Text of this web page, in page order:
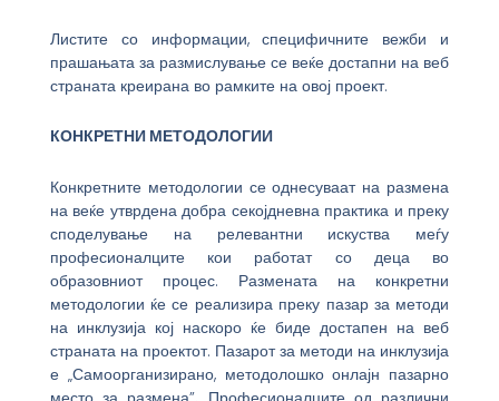
Листите со информации, специфичните вежби и
прашањата за размислување се веќе достапни на веб
страната креирана во рамките на овој проект.
КОНКРЕТНИ МЕТОДОЛОГИИ
Конкретните методологии се однесуваат на размена
на веќе утврдена добра секојдневна практика и преку
споделување на релевантни искуства меѓу
професионалците кои работат со деца во
образовниот процес. Размената на конкретни
методологии ќе се реализира преку пазар за методи
на инклузија кој наскоро ќе биде достапен на веб
страната на проектот. Пазарот за методи на инклузија
е „Самоорганизирано, методолошко онлајн пазарно